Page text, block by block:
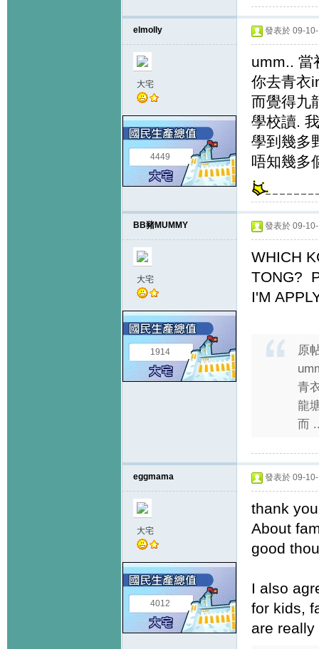
elmolly
大宅
4449
發表於 09-
umm.. 當
你去青衣
而覺得九
學校讀.
學到幾多
唔知幾多
BB豬MUMMY
大宅
1914
發表於 09-
WHICH
TONG?
I'M
原
青
龍
而
eggmama
大宅
4012
發表於 09-
thank
About
good
I also
for kids,
are